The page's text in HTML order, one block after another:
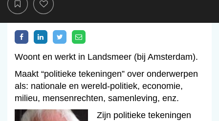
Woont en werkt in Landsmeer (bij Amsterdam).
Maakt “politieke tekeningen” over onderwerpen
als: nationale en wereld-politiek, economie,
milieu, mensenrechten, samenleving, enz.
Zijn politieke tekeningen